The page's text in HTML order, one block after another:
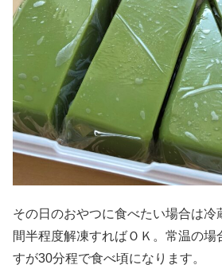
その日のおやつに食べたい場合は冷
間半程度解凍すればＯＫ。常温の場
すが30分程で食べ頃になります。